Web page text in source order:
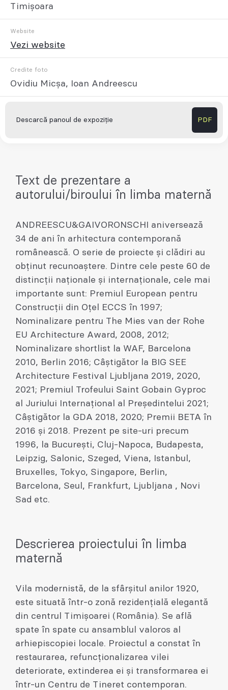
Timișoara
Website
Vezi website
Credite foto
Ovidiu Micșa, Ioan Andreescu
Descarcă panoul de expoziție PDF
Text de prezentare a
autorului/biroului în limba maternă
ANDREESCU&GAIVORONSCHI aniversează
34 de ani în arhitectura contemporană
românească. O serie de proiecte și clădiri au
obținut recunoaștere. Dintre cele peste 60 de
distincții naționale și internaționale, cele mai
importante sunt: Premiul European pentru
Construcții din Oțel ECCS în 1997;
Nominalizare pentru The Mies van der Rohe
EU Architecture Award, 2008, 2012;
Nominalizare shortlist la WAF, Barcelona
2010, Berlin 2016; Câștigător la BIG SEE
Architecture Festival Ljubljana 2019, 2020,
2021; Premiul Trofeului Saint Gobain Gyproc
al Juriului Internațional al Președintelui 2021;
Câștigător la GDA 2018, 2020; Premii BETA în
2016 și 2018. Prezent pe site-uri precum
1996, la București, Cluj-Napoca, Budapesta,
Leipzig, Salonic, Szeged, Viena, Istanbul,
Bruxelles, Tokyo, Singapore, Berlin,
Barcelona, Seul, Frankfurt, Ljubljana , Novi
Sad etc.
Descrierea proiectului în limba
maternă
Vila modernistă, de la sfârșitul anilor 1920,
este situată într-o zonă rezidențială elegantă
din centrul Timișoarei (România). Se află
spate în spate cu ansamblul valoros al
arhiepiscopiei locale. Proiectul a constat în
restaurarea, refuncționalizarea vilei
deteriorate, extinderea ei și transformarea ei
într-un Centru de Tineret contemporan.